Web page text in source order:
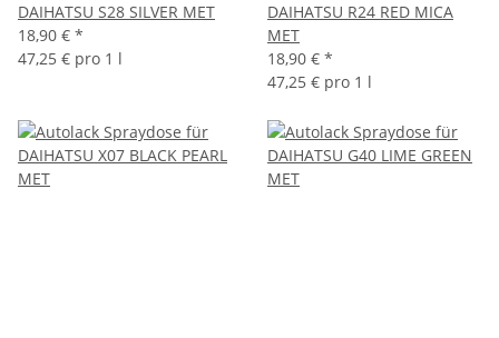
DAIHATSU S28 SILVER MET
18,90 € *
47,25 € pro 1 l
DAIHATSU R24 RED MICA
MET
18,90 € *
47,25 € pro 1 l